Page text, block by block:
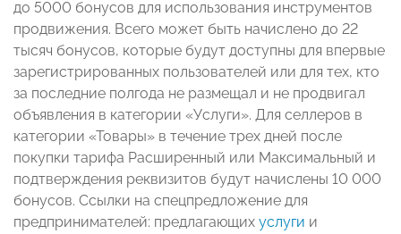
до 5000 бонусов для использования инструментов
продвижения. Всего может быть начислено до 22
тысяч бонусов, которые будут доступны для впервые
зарегистрированных пользователей или для тех, кто
за последние полгода не размещал и не продвигал
объявления в категории «Услуги». Для селлеров в
категории «Товары» в течение трех дней после
покупки тарифа Расширенный или Максимальный и
подтверждения реквизитов будут начислены 10 000
бонусов. Ссылки на спецпредложение для
предпринимателей: предлагающих услуги и